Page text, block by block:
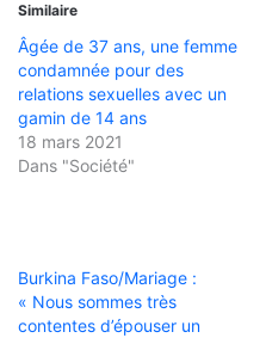
Similaire
Âgée de 37 ans, une femme
condamnée pour des
relations sexuelles avec un
gamin de 14 ans
18 mars 2021
Dans "Société"
Burkina Faso/Mariage :
« Nous sommes très
contentes d’épouser un